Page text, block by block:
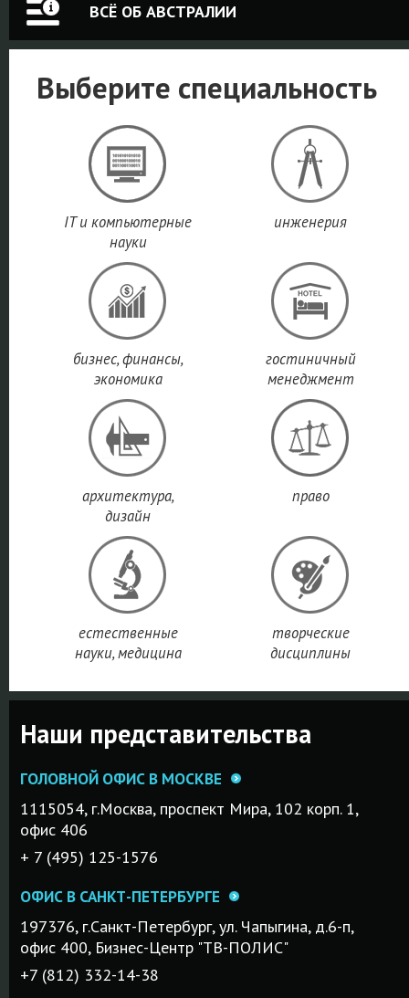
ВСЁ ОБ АВСТРАЛИИ
Выберите специальность
IT и компьютерные
науки
инженерия
бизнес, финансы,
экономика
гостиничный
менеджмент
архитектура,
дизайн
право
естественные
науки, медицина
творческие
дисциплины
Наши представительства
ГОЛОВНОЙ ОФИС В МОСКВЕ
1115054, г.Mосква, проспект Мира, 102 корп. 1,
офис 406
+ 7 (495) 125-1576
ОФИС В САНКТ-ПЕТЕРБУРГЕ
197376, г.Санкт-Петербург, ул. Чапыгина, д.6-п,
офис 400, Бизнес-Центр "ТВ-ПОЛИС"
+7 (812) 332-14-38